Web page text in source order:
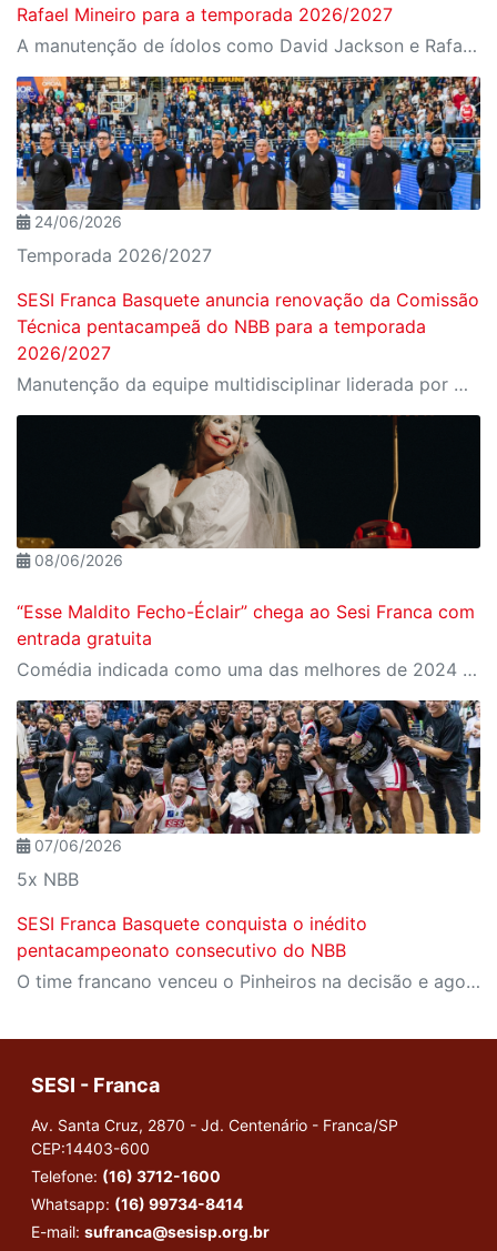
Rafael Mineiro para a temporada 2026/2027
A manutenção de ídolos como David Jackson e Rafael Mineiro sinaliza que o SESI Franca seguirá forte na busca por novos títulos e na defesa de sua hegemonia no basquete nacional
24/06/2026
Temporada 2026/2027
SESI Franca Basquete anuncia renovação da Comissão
Técnica pentacampeã do NBB para a temporada
2026/2027
Manutenção da equipe multidisciplinar liderada por Helinho Garcia é o primeiro passo oficial na montagem do grupo para o novo ciclo competitivo do clube
08/06/2026
“Esse Maldito Fecho-Éclair” chega ao Sesi Franca com
entrada gratuita
Comédia indicada como uma das melhores de 2024 transforma crises conjugais e clássicos do karaokê em uma divertida reflexão sobre o amor contemporâneo
07/06/2026
5x NBB
SESI Franca Basquete conquista o inédito
pentacampeonato consecutivo do NBB
O time francano venceu o Pinheiros na decisão e agora soma 16 títulos brasileiros na história
SESI - Franca
Av. Santa Cruz, 2870 - Jd. Centenário - Franca/SP
CEP:14403-600
Telefone: (16) 3712-1600
Whatsapp: (16) 99734-8414
E-mail: sufranca@sesisp.org.br